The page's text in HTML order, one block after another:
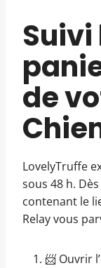
de
LovelyTruffe
sous 48 h.
contenant le
Relay vous
📨 Ouvrir